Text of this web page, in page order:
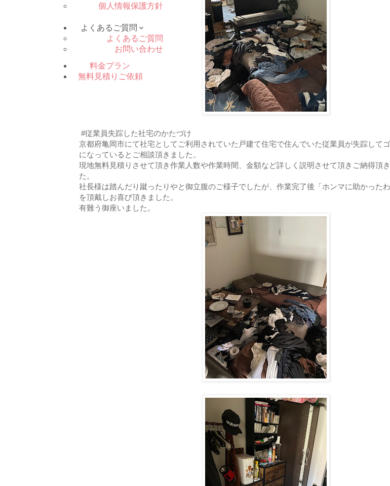
個人情報保護方針
よくあるご質問 
よくあるご質問
お問い合わせ
料金プラン
無料見積りご依頼
#従業員失踪した社宅のかたづけ
京都府亀岡市にて社宅としてご利用されていた戸建て住宅で住んでいた従業員が失踪して
になっているとご相談頂きました。
現地無料見積りさせて頂き作業人数や作業時間、金額など詳しく説明させて頂きご納得頂
た。
社長様は踏んだり蹴ったりやと御立腹のご様子でしたが、作業完了後「ホンマに助かった
を頂戴しお喜び頂きました。
有難う御座いました。